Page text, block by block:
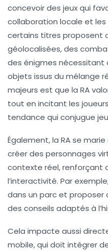
concevoir des jeux qui
collaboration locale et
certains titres proposent
géolocalisées, des
des énigmes nécessitant
objets issus du mélange
majeurs est que la RA
tout en incitant les
tendance qui conjugue
Également, la RA se
créer des personnages
contexte réel, renforçant
l’interactivité. Par
dans un parc et proposer
des conseils adaptés à
Cela impacte aussi
mobile, qui doit intégrer